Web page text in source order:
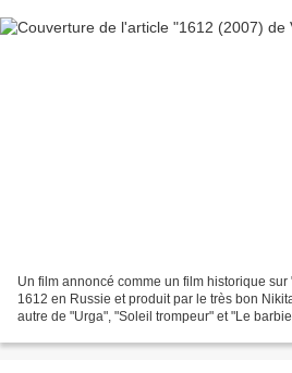
Un film annoncé comme un film historique
1612 en Russie et produit par le très bon
autre de "Urga", "Soleil trompeur" et "Le